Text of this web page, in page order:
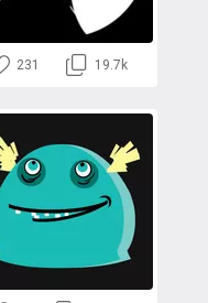
231 19.7k